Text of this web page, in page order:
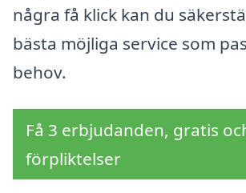
några få klick kan du
bästa möjliga service som
behov.
Få 3 erbjudanden, gratis
förpliktelser